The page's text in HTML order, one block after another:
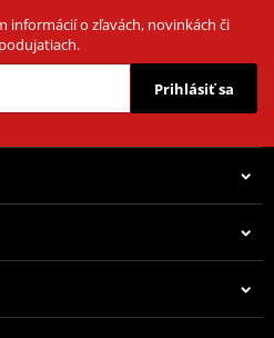
informácií o zľavách, novinkách či
podujatiach.
Prihlásiť sa